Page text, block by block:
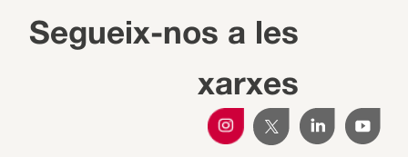
Segueix-nos a les
xarxes